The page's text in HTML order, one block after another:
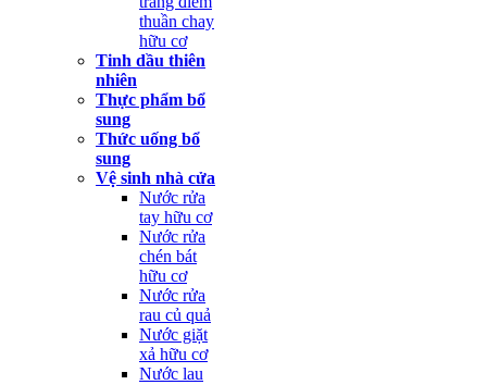
thuần chay
hữu cơ
Tinh dầu thiên
nhiên
Thực phẩm bổ
sung
Thức uống bổ
sung
Vệ sinh nhà cửa
Nước rửa
tay hữu cơ
Nước rửa
chén bát
hữu cơ
Nước rửa
rau củ quả
Nước giặt
xả hữu cơ
Nước lau